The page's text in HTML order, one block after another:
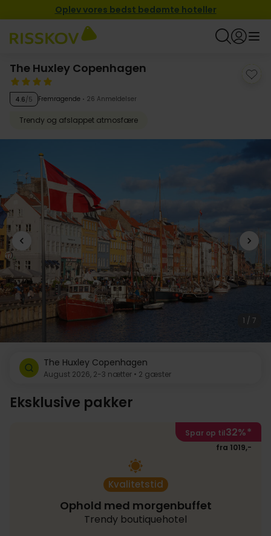
Oplev vores bedst bedømte hoteller
The Huxley Copenhagen
4.6/5 Fremragende 26 Anmeldelser
Trendy og afslappet atmosfære
1 / 7
The Huxley Copenhagen
August 2026, 2-3 nætter • 2 gæster
Eksklusive pakker
Spar op til32%*
fra 1019,-
Kvalitetstid
Ophold med morgenbuffet
Trendy boutiquehotel